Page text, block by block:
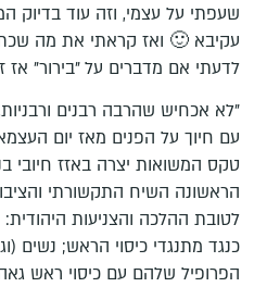
שעפתי על עצמי, וזה עוד בדיוק
עקיבא 🙂 ואז קראתי את מה
לדעתי אם מדברים על "בירור" אז
"לא אכחיש שהרבה רבנים
עם חיוך על הפנים מאז יום
טקס המשואות יצרה באזז חיובי
הראשונה השיח התקשורתי
לטובת ההלכה והצניעות
כנגד מתנגדי כיסוי הראש; נשים
הפרופיל שלהם עם כיסוי ראש